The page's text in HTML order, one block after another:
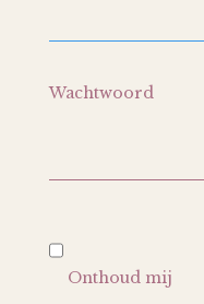
Wachtwoord
Onthoud mij